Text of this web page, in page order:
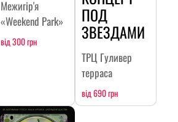
Межигір'я
«Weekend Park»
від 300 грн
ПОД
ЗВЕЗДАМИ
ТРЦ Гуливер
терраса
від 690 грн